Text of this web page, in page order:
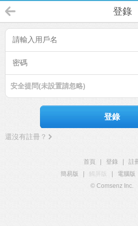
登錄
安全提問(未設置請忽略)
登錄
還沒有註冊？
首頁 登錄
註
簡易版
觸屏版 電腦版
© Comsenz Inc.